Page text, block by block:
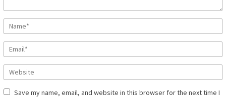
Save my name, email, and website in this browser for the next time I